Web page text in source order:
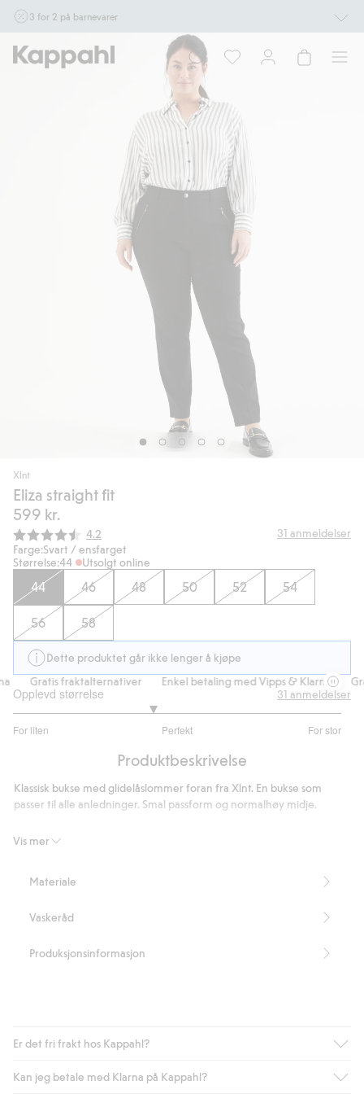
3 for 2 på barnevarer
Ikke Newbie. Gjelder når du handler 2 eller flere varer som inngår i tilbudet tom.
17/8 i butikk & online for deg som er eller blir medlem. Kan ikke kombineres med
andre tilbud eller rabatter.
Handle nå
Xlnt
Eliza straight fit
599 kr.
Gjennomsnittskarakter:
4.2 31 anmeldelser
Farge:Svart / ensfarget
Størrelse:44 Utsolgt online
44 46 48 50 52 54
56 58
Dette produktet går ikke lenger å kjøpe
Gratis fraktalternativer Enkel betaling med Vipps & Klarna
Opplevd størrelse
For liten Perfekt For stor
av
26
stemmer
31 anmeldelser
Produktbeskrivelse
Vis mer
Klassisk bukse med glidelåslommer foran fra Xlnt. En bukse som
passer til alle anledninger. Smal passform og normalhøy midje.
- Innerbenslengde 78 cm i størrelse 50- Normal midje- Smal og
viskosefiber.
LENZING™ ECOVERO™ Blend
Materiale
Vaskeråd
Produksjonsinformasjon
Er det fri frakt hos Kappahl?
Som medlem i Kappahl Club har du alltid gratis frakt til butikk,
Kan jeg betale med Klarna på Kappahl?